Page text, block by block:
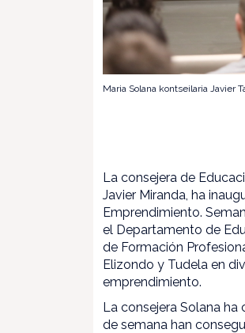
Maria Solana kontseilaria Javier
La consejera de
Javier Miranda, ha
Emprendimiento.
el Departamento de
de Formación
Elizondo y Tudela en
emprendimiento.
La consejera Solana
de semana han